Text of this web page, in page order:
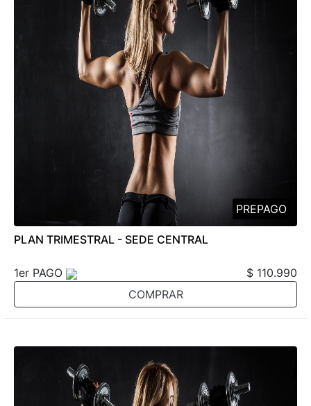
PREPAGO
PLAN TRIMESTRAL - SEDE CENTRAL
1er PAGO
$ 110.990
COMPRAR